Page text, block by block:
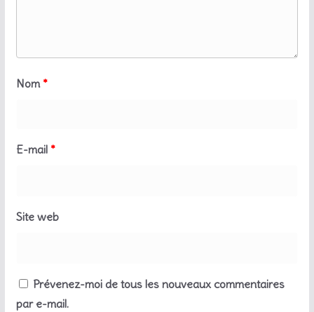
Nom *
E-mail *
Site web
Prévenez-moi de tous les nouveaux commentaires
par e-mail.